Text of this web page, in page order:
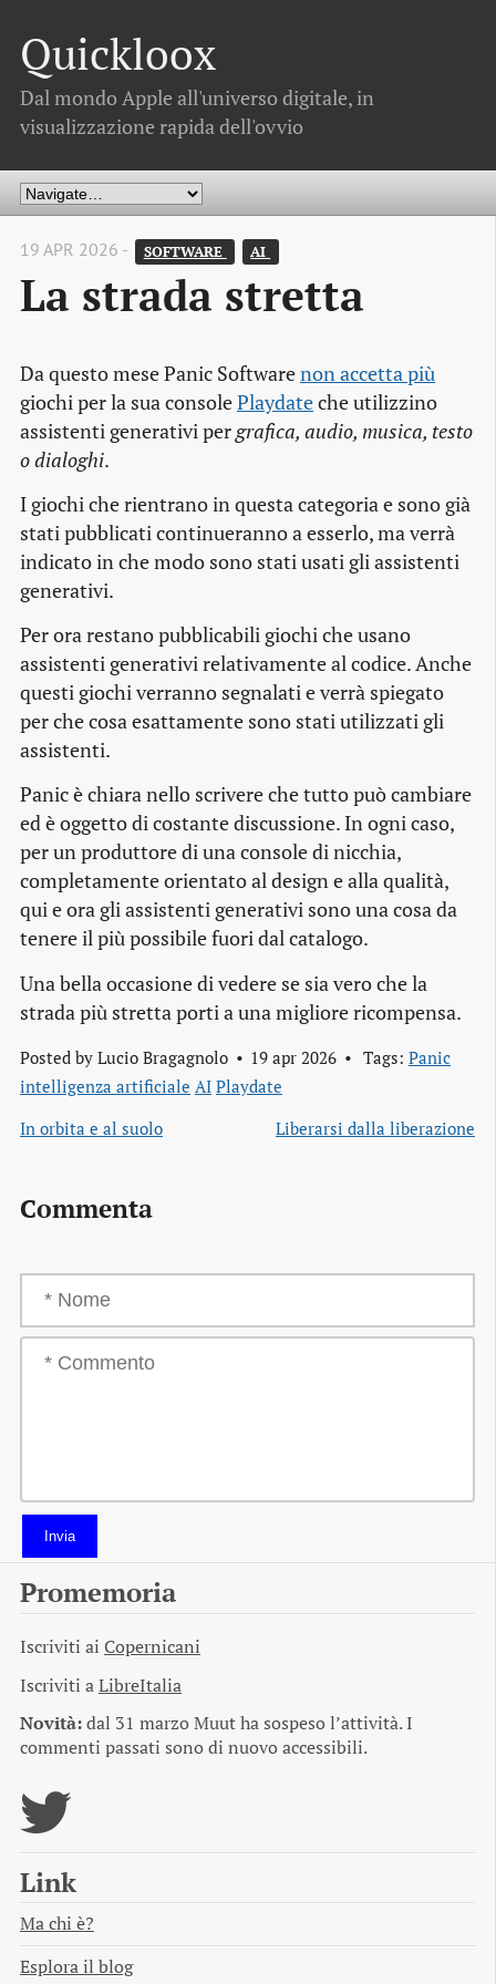
Quickloox
Dal mondo Apple all'universo digitale, in
visualizzazione rapida dell'ovvio
19 APR 2026 - SOFTWARE AI
La strada stretta
Da questo mese Panic Softwarenon accetta più
giochi per la sua consolePlaydateche utilizzino
assistenti generativi pergrafica, audio, musica, testo
o dialoghi.
I giochi che rientrano in questa categoria e sono già
stati pubblicati continueranno a esserlo, ma verrà
indicato in che modo sono stati usati gli assistenti
generativi.
Per ora restano pubblicabili giochi che usano
assistenti generativi relativamente al codice. Anche
questi giochi verranno segnalati e verrà spiegato
per che cosa esattamente sono stati utilizzati gli
assistenti.
Panic è chiara nello scrivere che tutto può cambiare
ed è oggetto di costante discussione. In ogni caso,
per un produttore di una console di nicchia,
completamente orientato al design e alla qualità,
qui e ora gli assistenti generativi sono una cosa da
tenere il più possibile fuori dal catalogo.
Una bella occasione di vedere se sia vero che la
strada più stretta porti a una migliore ricompensa.
Posted by Lucio Bragagnolo 19 apr 2026 Tags: Panic
intelligenza artificiale AI Playdate
In orbita e al suolo
Liberarsi dalla liberazione
Commenta
Invia
Promemoria
Iscriviti ai Copernicani
Iscriviti aLibreItalia
Novità:dal 31 marzo Muut ha sospeso l’attività. I
commenti passati sono di nuovo accessibili.
Link
Ma chi è?
Esplora il blog